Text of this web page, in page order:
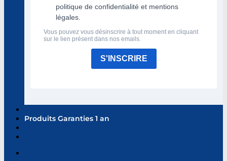
politique de confidentialité et mentions
légales.
Vous pouvez vous désinscrire à tout moment en cliquant
sur le lien présent dans nos emails.
S'INSCRIRE
Produits Garanties 1 an